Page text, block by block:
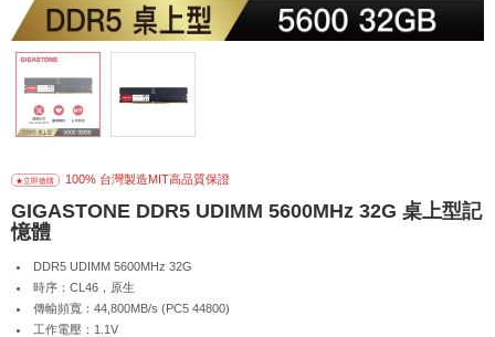
100% 台灣製造MIT高品質保證
GIGASTONE DDR5 UDIMM 5600MHz 32G 桌上型記
憶體
DDR5 UDIMM 5600MHz 32G
時序：CL46，原生
傳輸頻寬：44,800MB/s (PC5 44800)
工作電壓：1.1V